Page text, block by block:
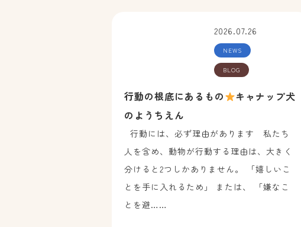
2026.07.26
NEWS
BLOG
行動の根底にあるもの
キャナップ犬
のようちえん
行動には、必ず理由があります 私たち
人を含め、動物が行動する理由は、大きく
分けると2つしかありません。 「嬉しいこ
とを手に入れるため」 または、 「嫌なこ
とを避……